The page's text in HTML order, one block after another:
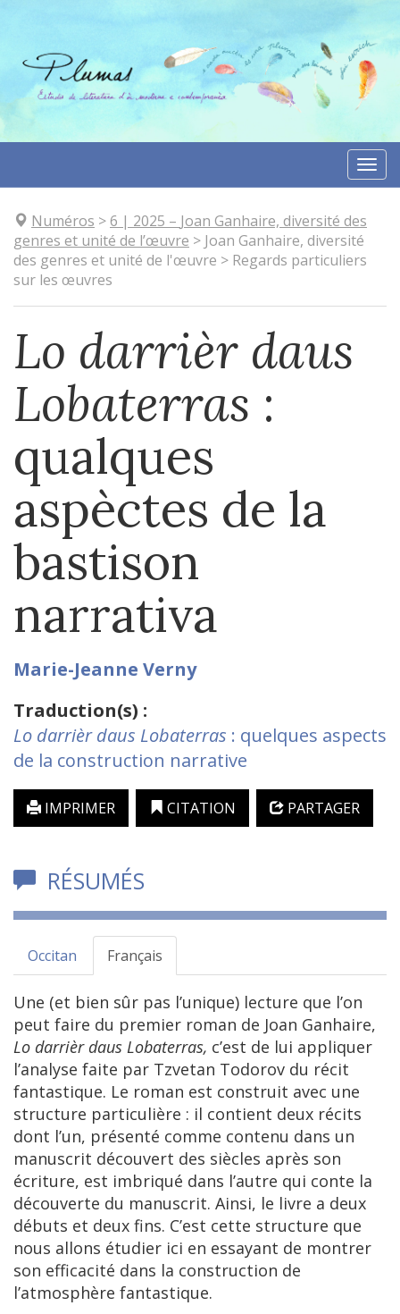
contenu
Numéros >6 | 2025 – Joan Ganhaire, diversité des
genres et unité de l’œuvre > Joan Ganhaire, diversité
des genres et unité de l'œuvre > Regards particuliers
sur les œuvres
Lo darrièr daus
Lobaterras :
qualques
aspèctes de la
bastison
narrativa
Marie-Jeanne Verny
Traduction(s) :
Lo darrièr daus Lobaterras : quelques aspects
de la construction narrative
IMPRIMER CITATION PARTAGER
RÉSUMÉS
Occitan Français
Une (et bien sûr pas l’unique) lecture que l’on
peut faire du premier roman de Joan Ganhaire,
Lo darrièr daus Lobaterras, c’est de lui appliquer
l’analyse faite par Tzvetan Todorov du récit
fantastique. Le roman est construit avec une
structure particulière : il contient deux récits
dont l’un, présenté comme contenu dans un
manuscrit découvert des siècles après son
écriture, est imbriqué dans l’autre qui conte la
découverte du manuscrit. Ainsi, le livre a deux
débuts et deux fins. C’est cette structure que
nous allons étudier ici en essayant de montrer
son efficacité dans la construction de
l’atmosphère fantastique.